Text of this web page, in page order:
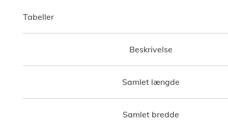
Tabeller
Beskrivelse
Samlet længde
Samlet bredde